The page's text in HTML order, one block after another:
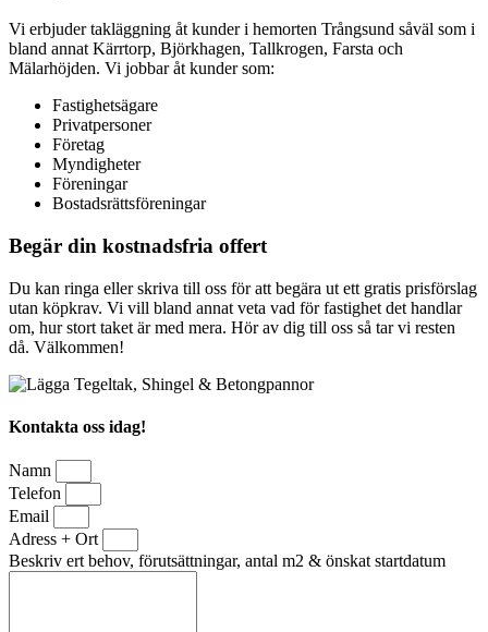
Vi erbjuder takläggning åt kunder i hemorten Trångsund såväl som i
bland annat Kärrtorp, Björkhagen, Tallkrogen, Farsta och
Mälarhöjden. Vi jobbar åt kunder som:
Fastighetsägare
Privatpersoner
Företag
Myndigheter
Föreningar
Bostadsrättsföreningar
Begär din kostnadsfria offert
Du kan ringa eller skriva till oss för att begära ut ett gratis prisförslag
utan köpkrav. Vi vill bland annat veta vad för fastighet det handlar
om, hur stort taket är med mera. Hör av dig till oss så tar vi resten
då. Välkommen!
Kontakta oss idag!
Namn
Telefon
Email
Adress + Ort
Beskriv ert behov, förutsättningar, antal m2 & önskat startdatum